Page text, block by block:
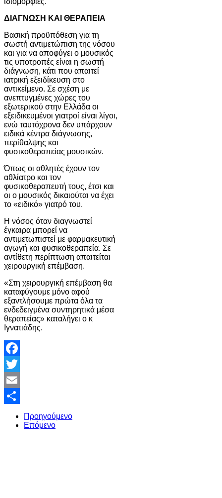
ΔΙΑΓΝΩΣΗ ΚΑΙ ΘΕΡΑΠΕΙΑ
Βασική προϋπόθεση για τη
σωστή αντιμετώπιση της νόσου
και για να αποφύγει ο μουσικός
τις υποτροπές είναι η σωστή
διάγνωση, κάτι που απαιτεί
ιατρική εξειδίκευση στο
αντικείμενο. Σε σχέση με
ανεπτυγμένες χώρες του
εξωτερικού στην Ελλάδα οι
εξειδικευμένοι γιατροί είναι λίγοι,
ενώ ταυτόχρονα δεν υπάρχουν
ειδικά κέντρα διάγνωσης,
περίθαλψης και
φυσικοθεραπείας μουσικών.
Όπως οι αθλητές έχουν τον
αθλίατρο και τον
φυσικοθεραπευτή τους, έτσι και
οι ο μουσικός δικαιούται να έχει
το «ειδικό» γιατρό του.
Η νόσος όταν διαγνωστεί
έγκαιρα μπορεί να
αντιμετωπιστεί με φαρμακευτική
αγωγή και φυσικοθεραπεία. Σε
αντίθετη περίπτωση απαιτείται
χειρουργική επέμβαση.
«Στη χειρουργική επέμβαση θα
καταφύγουμε μόνο αφού
εξαντλήσουμε πρώτα όλα τα
ενδεδειγμένα συντηρητικά μέσα
θεραπείας» καταλήγει ο κ
Ιγνατιάδης.
Facebook
Twitter
Email
Share
Προηγούμενο
Επόμενο